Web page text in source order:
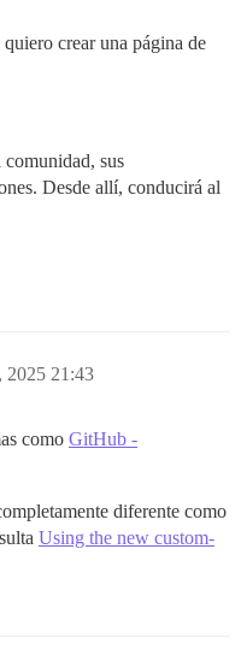
crear una página de
sus
Desde allí, conducirá al
2025 21:43
como GitHub -
diferente como
Using the new custom-